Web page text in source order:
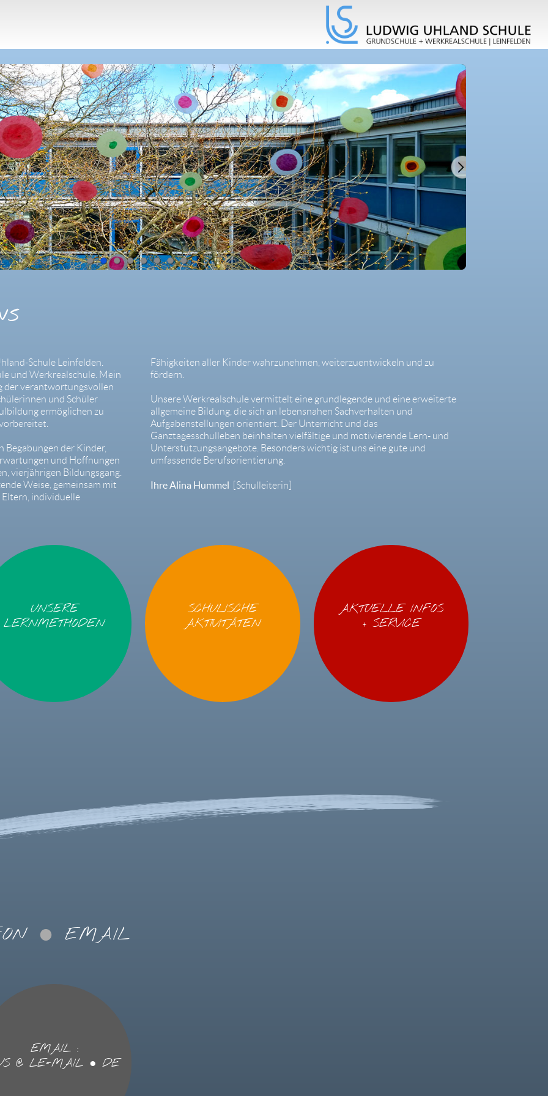
Schule Leinfelden.
Werkrealschule. Mein
der verantwortungsvollen
und Schüler
ermöglichen zu
Begabungen der Kinder,
und Hoffnungen
vierjährigen Bildungsgang.
Weise, gemeinsam mit
Eltern, individuelle
Fähigkeiten aller Kinder wahrzunehmen, weiterzuentwickeln und zu
fördern.
Unsere Werkrealschule vermittelt eine grundlegende und eine erweiterte
allgemeine Bildung, die sich an lebensnahen Sachverhalten und
Aufgabenstellungen orientiert. Der Unterricht und das
Ganztagesschulleben beinhalten vielfältige und motivierende Lern- und
Unterstützungsangebote. Besonders wichtig ist uns eine gute und
umfassende Berufsorientierung.
Ihre Alina Hummel [Schulleiterin]
UNSERE
LERNMETHODEN
SCHULISCHE
AKTIVITÄTEN
AKTUELLE INFOS
+ SERVICE
EMAIL
EMAIL :
@ LE-MAIL ● DE